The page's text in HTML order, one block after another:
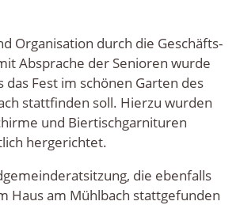
Orga­ni­sa­ti­on durch die Geschäfts­
Abspra­che der Senio­ren wur­de
das Fest im schö­nen Gar­ten des
statt­fin­den soll. Hier­zu wur­den
und Bier­tisch­gar­ni­tu­ren
hergerichtet.
die eben­falls
Haus am Mühl­bach statt­ge­fun­den